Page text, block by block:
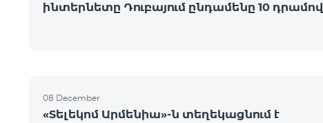
ինտերնետը Դուբայում ընդամենը 10 դրամով
08 December
«Տելեկոմ Արմենիա»-ն տեղեկացնում է